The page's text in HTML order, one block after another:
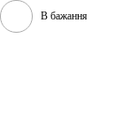
В бажання